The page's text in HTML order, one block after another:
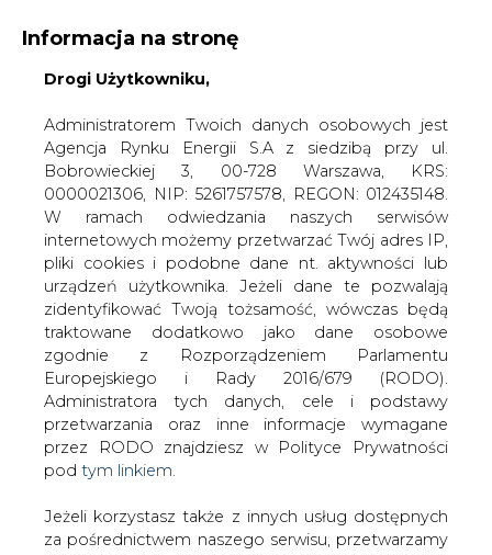
KONTAKT:
WYDAWCA PORTALU:
WYSOKI KONTRAST A A
ZALOGUJ SIĘ
WŁĄCZ CIRE.TV
Informacja na stronę
Drogi Użytkowniku,
Administratorem Twoich danych osobowych jest
Agencja Rynku Energii S.A z siedzibą przy ul.
Bobrowieckiej 3, 00-728 Warszawa, KRS:
0000021306, NIP: 5261757578, REGON: 012435148.
W ramach odwiedzania naszych serwisów
internetowych możemy przetwarzać Twój adres IP,
pliki cookies i podobne dane nt. aktywności lub
urządzeń użytkownika. Jeżeli dane te pozwalają
zidentyfikować Twoją tożsamość, wówczas będą
traktowane dodatkowo jako dane osobowe
zgodnie z Rozporządzeniem Parlamentu
Europejskiego i Rady 2016/679 (RODO).
Administratora tych danych, cele i podstawy
przetwarzania oraz inne informacje wymagane
przez RODO znajdziesz w Polityce Prywatności
pod tym linkiem.
Jeżeli korzystasz także z innych usług dostępnych
za pośrednictwem naszego serwisu, przetwarzamy